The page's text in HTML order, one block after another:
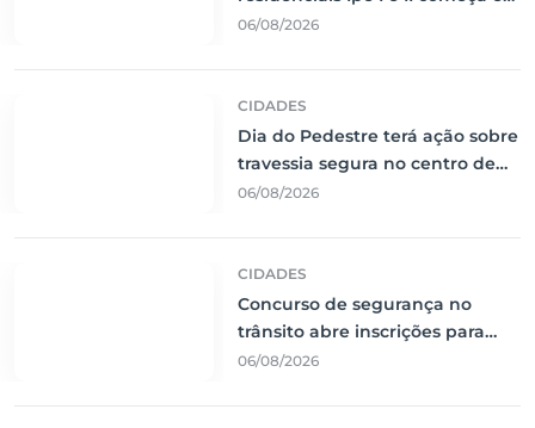
10 de agosto
06/08/2026
CIDADES
Dia do Pedestre terá ação sobre
travessia segura no centro de
Corumbá
06/08/2026
CIDADES
Concurso de segurança no
trânsito abre inscrições para
estudantes de Corumbá
06/08/2026